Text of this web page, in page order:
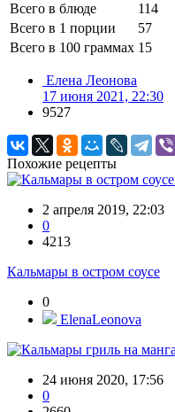
Всего в блюде
114
Всего в 1 порции
57
Всего в 100 граммах 15
Елена Леонова
17 июня 2021, 22:30
9527
Похожие рецепты
2 апреля 2019, 22:03
0
4213
Кальмары в остром соусе
0
ElenaLeonova
24 июня 2020, 17:56
0